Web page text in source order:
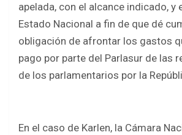
apelada, con el alcance indicado, y
Estado Nacional a fin de que dé
obligación de afrontar los gastos
pago por parte del Parlasur de las
de los parlamentarios por la
En el caso de Karlen, la Cámara